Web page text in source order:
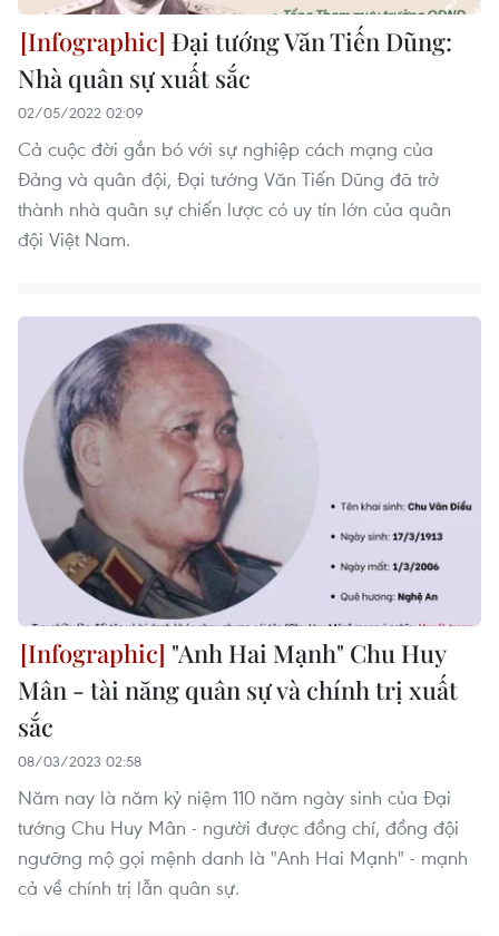
Đại tướng Văn Tiến Dũng:
Nhà quân sự xuất sắc
02/05/2022 02:09
Cả cuộc đời gắn bó với sự nghiệp cách mạng của
Đảng và quân đội, Đại tướng Văn Tiến Dũng đã trở
thành nhà quân sự chiến lược có uy tín lớn của quân
đội Việt Nam.
"Anh Hai Mạnh" Chu Huy
Mân - tài năng quân sự và chính trị xuất
sắc
08/03/2023 02:58
Năm nay là năm kỷ niệm 110 năm ngày sinh của Đại
tướng Chu Huy Mân - người được đồng chí, đồng đội
ngưỡng mộ gọi mệnh danh là "Anh Hai Mạnh" - mạnh
cả về chính trị lẫn quân sự.